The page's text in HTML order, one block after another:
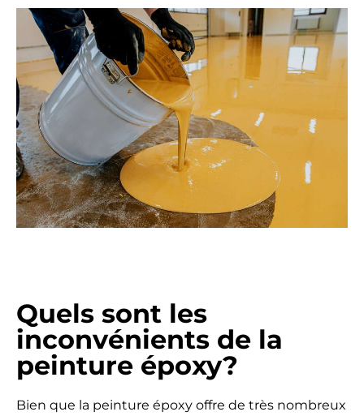
Quels sont les
inconvénients de la
peinture époxy?
Bien que la peinture époxy offre de très nombreux